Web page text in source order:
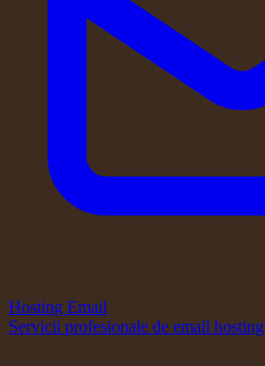
Hosting Email
Servicii profesionale de email hosting